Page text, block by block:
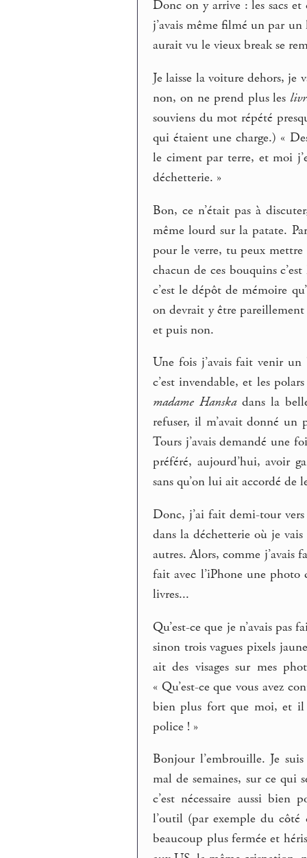
Donc on y arrive : les sacs
j’avais même filmé un par
aurait vu le vieux break se
Je laisse la voiture dehors, je
non, on ne prend plus les
souviens du mot répété
qui étaient une charge.) «
le ciment par terre, et moi
déchetterie. »
Bon, ce n’était pas à
même lourd sur la patate.
pour le verre, tu peux
chacun de ces bouquins
c’est le dépôt de mémoire
on devrait y être
et puis non.
Une fois j’avais fait venir
c’est invendable, et les
madame Hanskadans la
refuser, il m’avait donné
Tours j’avais demandé une
préféré, aujourd’hui, avoir
sans qu’on lui ait accordé de
Donc, j’ai fait demi-tour
dans la déchetterie où je
autres. Alors, comme j’avais
fait avec l’iPhone une
livres...
Qu’est-ce que je n’avais
sinon trois vagues pixels
ait des visages sur mes
« Qu’est-ce que vous avez
bien plus fort que moi, et il
police ! »
Bonjour l’embrouille. Je
mal de semaines, sur ce qui
c’est nécessaire aussi bien
l’outil (par exemple du
beaucoup plus fermée et